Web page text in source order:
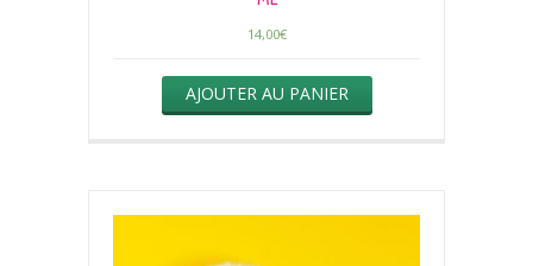
14,00€
AJOUTER AU PANIER